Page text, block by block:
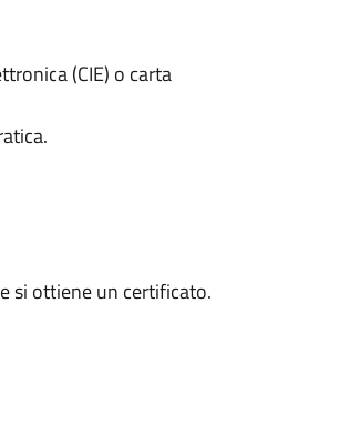
(CIE) o carta
si ottiene un certificato.